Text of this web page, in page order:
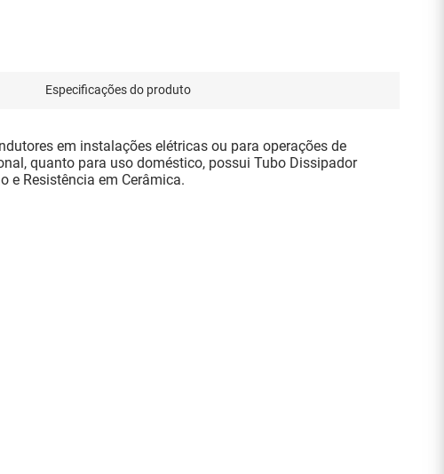
Especificações do produto
em instalações elétricas ou para operações de
quanto para uso doméstico, possui Tubo Dissipador
e Resistência em Cerâmica.